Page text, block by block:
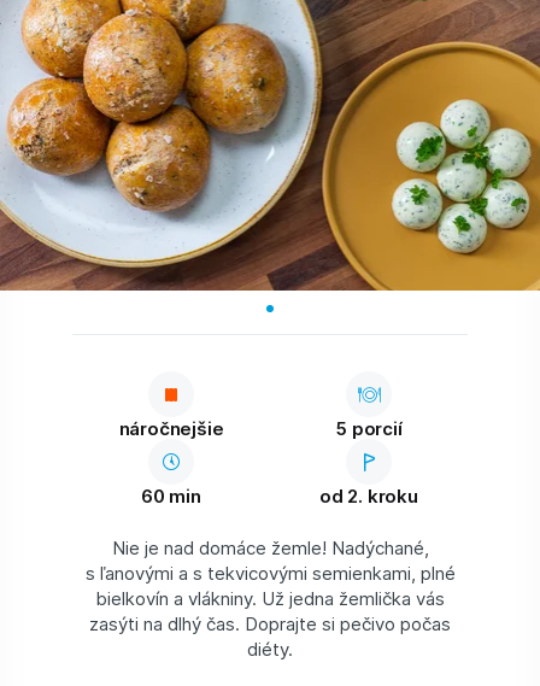
náročnejšie 5 porcií
60 min od 2. kroku
Nie je nad domáce žemle! Nadýchané,
s ľanovými a s tekvicovými semienkami, plné
bielkovín a vlákniny. Už jedna žemlička vás
zasýti na dlhý čas. Doprajte si pečivo počas
diéty.